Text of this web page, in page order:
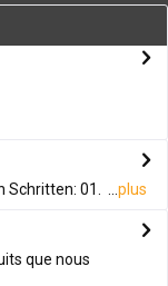
01. ... plus
que nous